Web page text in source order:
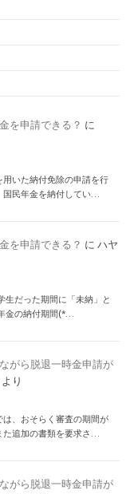
を申請できる？ に
いた納付免除の申請を行
民年金を納付してい…
を申請できる？ に ハヤ
生だった期間に「未納」と
金の納付期間(*…
がら脱退一時金申請が
り
、おそらく審査の期間が
追加の書類を要求さ…
がら脱退一時金申請が